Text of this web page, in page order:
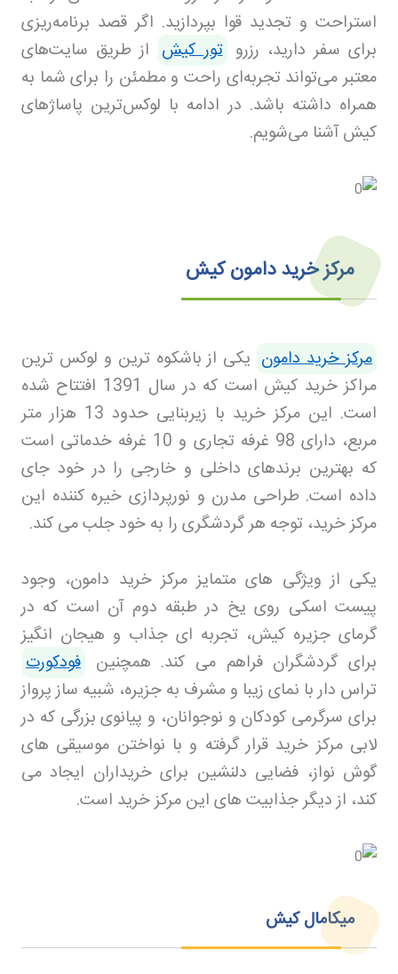
استراحت و تجدید قوا بپردازید. اگر قصد برنامه‌ریزی
برای سفر دارید، رزرو تور کیش از طریق سایت‌های
معتبر می‌تواند تجربه‌ای راحت و مطمئن را برای شما به
همراه داشته باشد. در ادامه با لوکس‌ترین پاساژهای
کیش آشنا می‌شویم.
مرکز خرید دامون کیش
مرکز خرید دامون یکی از باشکوه ترین و لوکس ترین
مراکز خرید کیش است که در سال 1391 افتتاح شده
است. این مرکز خرید با زیربنایی حدود 13 هزار متر
مربع، دارای 98 غرفه تجاری و 10 غرفه خدماتی است
که بهترین برندهای داخلی و خارجی را در خود جای
داده است. طراحی مدرن و نورپردازی خیره کننده این
مرکز خرید، توجه هر گردشگری را به خود جلب می کند.
یکی از ویژگی های متمایز مرکز خرید دامون، وجود
پیست اسکی روی یخ در طبقه دوم آن است که در
گرمای جزیره کیش، تجربه ای جذاب و هیجان انگیز
برای گردشگران فراهم می کند. همچنین فودکورت
تراس دار با نمای زیبا و مشرف به جزیره، شبیه ساز پرواز
برای سرگرمی کودکان و نوجوانان، و پیانوی بزرگی که در
لابی مرکز خرید قرار گرفته و با نواختن موسیقی های
گوش نواز، فضایی دلنشین برای خریداران ایجاد می
کند، از دیگر جذابیت های این مرکز خرید است.
میکامال کیش